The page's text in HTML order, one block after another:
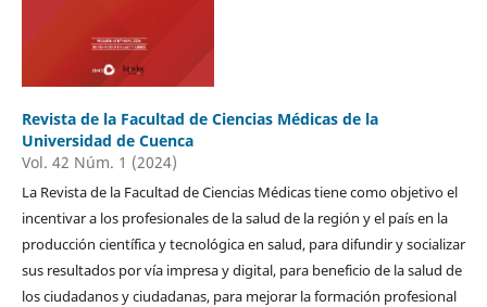
Revista de la Facultad de Ciencias Médicas de la
Universidad de Cuenca
Vol. 42 Núm. 1 (2024)
La Revista de la Facultad de Ciencias Médicas tiene como objetivo el
incentivar a los profesionales de la salud de la región y el país en la
producción científica y tecnológica en salud, para difundir y socializar
sus resultados por vía impresa y digital, para beneficio de la salud de
los ciudadanos y ciudadanas, para mejorar la formación profesional